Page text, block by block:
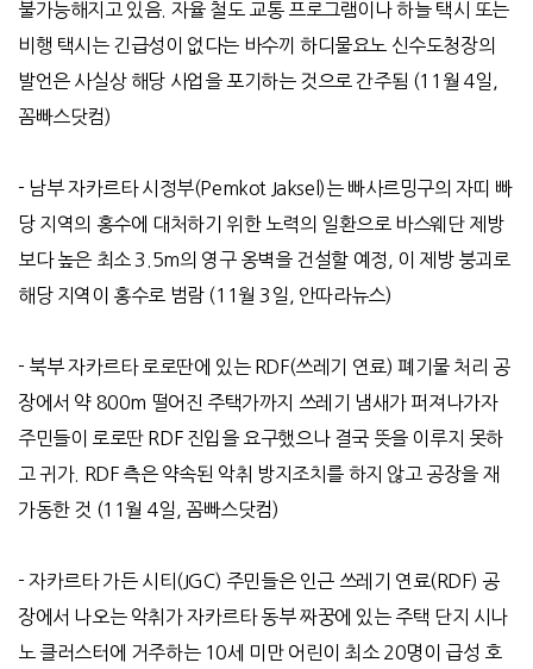
불가능해지고 있음. 자율 철도 교통 프로그램이나 하늘 택시 또는
비행 택시는 긴급성이 없다는 바수끼 하디물요노 신수도청장의
발언은 사실상 해당 사업을 포기하는 것으로 간주됨 (11 월 4일
꼼빠스닷컴)
- 남부 자카르타 시정부(Pemkot Jaksel)는 빠사르밍구의 자띠 빠
당 지역의 홍수에 대처하기 위한 노력의 일환으로 바스웨단 제방
보다 높은 최소 3.5m의 영구 옹벽을 건설할 예정
이 제방 붕괴로
해당 지역이 홍수로 범람(11 월 3일 안따라뉴스)
- 북부 자카르타 로로딴에 있는RDF(쓰레기 연료)폐기물 처리 공
장에서 약 800m 떨어진 주택가까지 쓰레기 냄새가 퍼져나가자
주민들이 로로딴RDF 진입을 요구했으나 결국 뜻을 이루지 못하
고 귀가. RDF 측은 약속된 악취 방지조치를 하지 않고 공장을 재
가동한 것 (11 월 4일 꼼빠스닷컴)
-자카르타 가든 시티 (JGC) 주민들은 인근 쓰레기 연료(RDF) 공
장에서 나오는 악취가 자카르타 동부 짜꿍에 있는 주택 단지 시나
노 클러스터에 거주하는10세 미만 어린이 최소 20명이 급성 호